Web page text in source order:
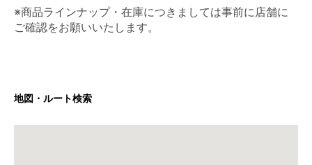
※商品ラインナップ・在庫につきましては事前に店舗に
ご確認をお願いいたします。
地図・ルート検索